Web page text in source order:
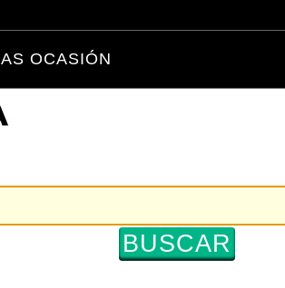
OCASIÓN